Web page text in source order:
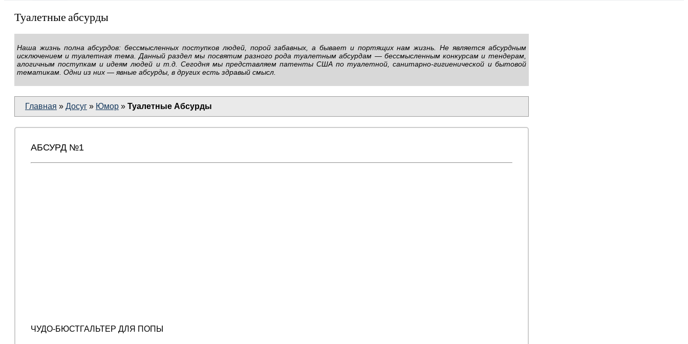
Туалетные абсурды
Наша жизнь полна абсурдов: бессмысленных поступков людей, порой забавных, а бывает и портящих нам жизнь. Не является абсурдным
исключением и туалетная тема. Данный раздел мы посвятим разного рода туалетным абсурдам — бессмысленным конкурсам и тендерам,
алогичным поступкам и идеям людей и т.д. Сегодня мы представляем патенты США по туалетной, санитарно-гигиенической и бытовой
тематикам. Одни из них — явные абсурды, в других есть здравый смысл.
Главная » Досуг » Юмор » Туалетные Абсурды
АБСУРД №1
ЧУДО-БЮСТГАЛЬТЕР ДЛЯ ПОПЫ